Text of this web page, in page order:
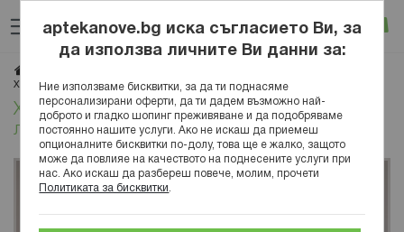
към
съдържанието
Вход
Хепатит С: разпространение, симптоми и лечение
Хепатит С: разпространение, симптоми и
лечение
aptekanove.bg иска съгласието Ви, за
да използва личните Ви данни за:
Ние използваме бисквитки, за да ти поднасяме
персонализирани оферти, да ти дадем възможно най-
доброто и гладко шопинг преживяване и да подобряваме
постоянно нашите услуги. Ако не искаш да приемеш
опционалните бисквитки по-долу, това ще е жалко, защото
може да повлияе на качеството на поднесените услуги при
нас. Ако искаш да разбереш повече, молим, прочети
Политиката за бисквитки